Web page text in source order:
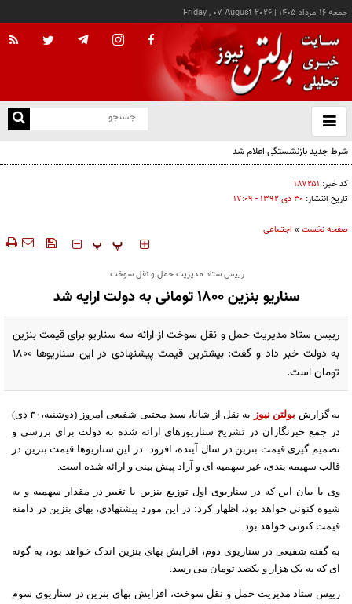
جمعه ۱۶ مرداد ۱۴۰۵ |
Friday , 07 August 2026
باز
و
شرط جدید بازنشستگی اعلام شد
کد خبر: ۱۸۷۲۵۱
تاریخ انتشار: ۳۰ دی ۱۳۹۲ - ۱۷:۰۹
صفحه نخست » اجتماعی
‍‍‍ پ پ
رییس ستاد مدیریت حمل و نقل سوخت:
سناریو بنزین 1800 تومانی به دولت ارایه شد
رییس ستاد مدیریت حمل و نقل سوخت از ارائه سه سناریو برای قیمت بنزین
به دولت خبر داد و گفت: بیشترین قیمت پیشنهادی در این سناریوها ١٨٠٠
تومان است.
به گزارش بولتن نیوز
به نقل از شانا، سید مجتبی شفیعی امروز (دوشنبه،٣٠ دی)
در جمع خبرنگاران در تشریح سناریورهای ارائه شده به دولت برای بررسی و
تصمیم گیری قیمت بنزین در سال آینده، افزود: در این سناریوها قیمت بنزین در
قالب سهیمه بندی، غیر سهمیه ای و آزاد پیش بینی و ارائه شده است.
وی با بیان این که در سناریوی اول توزیع بنزین با تغییر در مقدار سهمیه و به
شیوه کنونی خواهد بود، اظهار کرد: در این مورد پیشنهادی، بهای بنزین در دامنه
قیمت کنونی خواهد بود.
به گفته شفیعی در سناریوی دوم، افزایش بهای بنزین اندک خواهد بود، به گونه
ای که به یک هزار و یکصد تومان می رسد.
رییس ستاد مدیریت حمل و نقل سوخت، افزایش بهای بنزین در سناریوی سوم